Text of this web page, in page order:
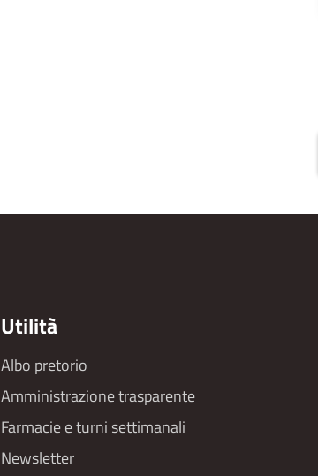
Utilità
Footer
menu
Albo pretorio
Amministrazione trasparente
Farmacie e turni settimanali
Newsletter